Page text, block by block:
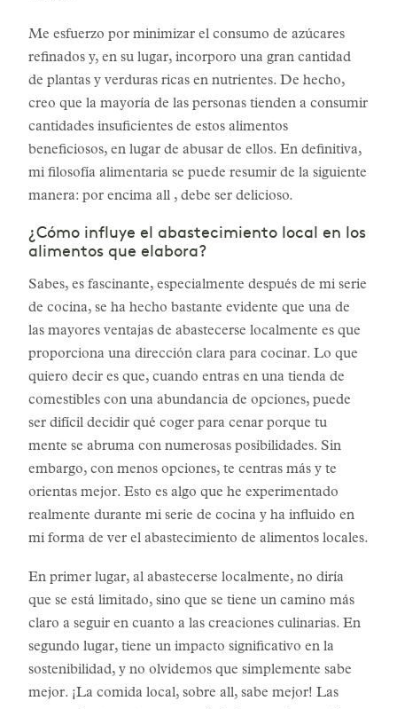
Me esfuerzo por minimizar el consumo de azúcares
refinados y, en su lugar, incorporo una gran cantidad
de plantas y verduras ricas en nutrientes. De hecho,
creo que la mayoría de las personas tienden a consumir
cantidades insuficientes de estos alimentos
beneficiosos, en lugar de abusar de ellos. En definitiva,
mi filosofía alimentaria se puede resumir de la siguiente
manera: por encima all , debe ser delicioso.
¿Cómo influye el abastecimiento local en los
alimentos que elabora?
Sabes, es fascinante, especialmente después de mi serie
de cocina, se ha hecho bastante evidente que una de
las mayores ventajas de abastecerse localmente es que
proporciona una dirección clara para cocinar. Lo que
quiero decir es que, cuando entras en una tienda de
comestibles con una abundancia de opciones, puede
ser difícil decidir qué coger para cenar porque tu
mente se abruma con numerosas posibilidades. Sin
embargo, con menos opciones, te centras más y te
orientas mejor. Esto es algo que he experimentado
realmente durante mi serie de cocina y ha influido en
mi forma de ver el abastecimiento de alimentos locales.
En primer lugar, al abastecerse localmente, no diría
que se está limitado, sino que se tiene un camino más
claro a seguir en cuanto a las creaciones culinarias. En
segundo lugar, tiene un impacto significativo en la
sostenibilidad, y no olvidemos que simplemente sabe
mejor. ¡La comida local, sobre all, sabe mejor! Las